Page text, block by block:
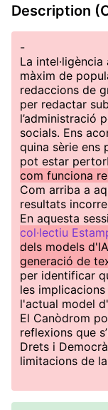
Description
-
La
màxim de
redaccions de
per redactar
l’administració
socials. Ens
quina sèrie ens
pot estar
com funciona
Com arriba a
resultats
En aquesta
col·lectiu
dels models d'IA
generació de
per identificar
les
l'actual model
El Canòdrom
reflexions que
Drets i
limitacions de